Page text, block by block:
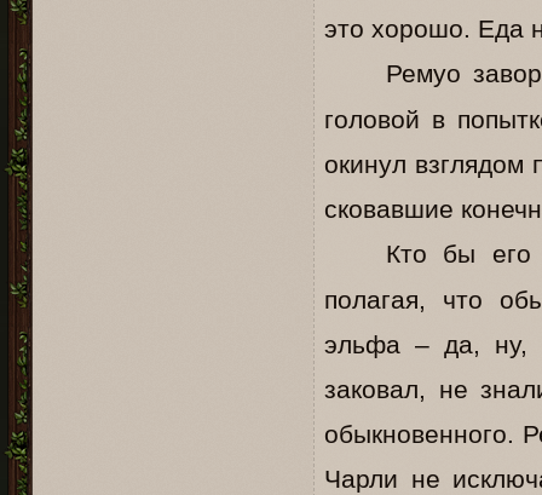
это хорошо. Еда
Ремуо
головой в
окинул взглядом
сковавшие
Кто бы
полагая, что
эльфа – да, ну,
заковал, не
обыкновенного.
Чарли не